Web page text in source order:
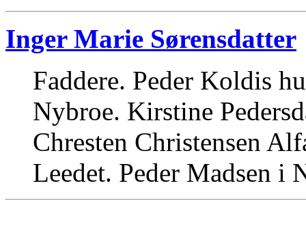
Inger Marie Sørensdatter
Faddere. Peder Koldis
Nybroe. Kirstine
Chresten Christensen
Leedet. Peder Madsen i